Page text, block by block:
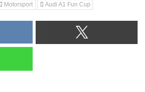
Motorsport Audi A1 Fun Cup